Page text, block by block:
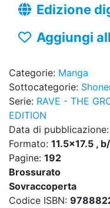
Edizione
Aggiungi
Categorie: Manga
Sottocategorie:
Serie: RAVE - THE
EDITION
Data di pubblicazione:
Formato: 11.5x17.5 ,
Pagine: 192
Brossurato
Sovraccoperta
Codice ISBN: